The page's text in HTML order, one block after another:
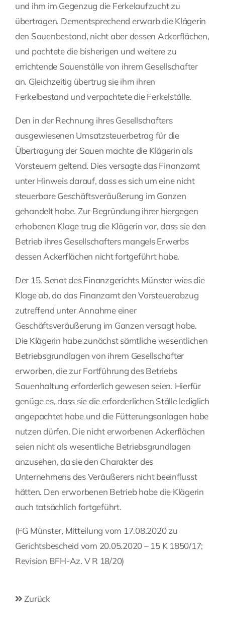
und ihm im Gegenzug die Ferkelaufzucht zu
übertragen. Dementsprechend erwarb die Klägerin
den Sauenbestand, nicht aber dessen Ackerflächen,
und pachtete die bisherigen und weitere zu
errichtende Sauenställe von ihrem Gesellschafter
an. Gleichzeitig übertrug sie ihm ihren
Ferkelbestand und verpachtete die Ferkelställe.
Den in der Rechnung ihres Gesellschafters
ausgewiesenen Umsatzsteuerbetrag für die
Übertragung der Sauen machte die Klägerin als
Vorsteuern geltend. Dies versagte das Finanzamt
unter Hinweis darauf, dass es sich um eine nicht
steuerbare Geschäftsveräußerung im Ganzen
gehandelt habe. Zur Begründung ihrer hiergegen
erhobenen Klage trug die Klägerin vor, dass sie den
Betrieb ihres Gesellschafters mangels Erwerbs
dessen Ackerflächen nicht fortgeführt habe.
Der 15. Senat des Finanzgerichts Münster wies die
Klage ab, da das Finanzamt den Vorsteuerabzug
zutreffend unter Annahme einer
Geschäftsveräußerung im Ganzen versagt habe.
Die Klägerin habe zunächst sämtliche wesentlichen
Betriebsgrundlagen von ihrem Gesellschafter
erworben, die zur Fortführung des Betriebs
Sauenhaltung erforderlich gewesen seien. Hierfür
genüge es, dass sie die erforderlichen Ställe lediglich
angepachtet habe und die Fütterungsanlagen habe
nutzen dürfen. Die nicht erworbenen Ackerflächen
seien nicht als wesentliche Betriebsgrundlagen
anzusehen, da sie den Charakter des
Unternehmens des Veräußerers nicht beeinflusst
hätten. Den erworbenen Betrieb habe die Klägerin
auch tatsächlich fortgeführt.
(FG Münster, Mitteilung vom 17.08.2020 zu
Gerichtsbescheid vom 20.05.2020 – 15 K 1850/17;
Revision BFH-Az. V R 18/20)
Zurück